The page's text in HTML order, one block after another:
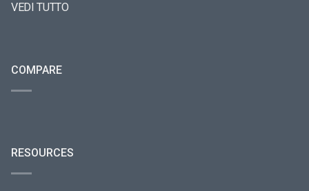
VEDI TUTTO
COMPARE
RESOURCES